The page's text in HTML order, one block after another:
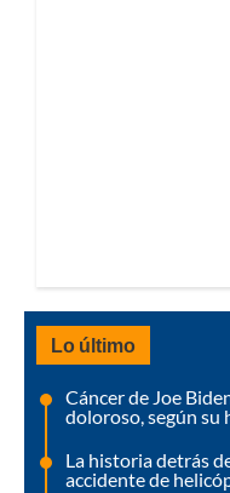
Lo último
Cáncer de Joe
doloroso, según su
La historia detrás
accidente de